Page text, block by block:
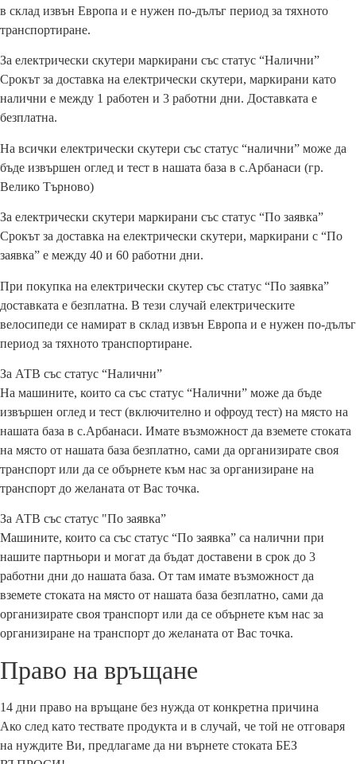
в склад извън Европа и е нужен по-дълъг период за тяхното
транспортиране.
За електрически скутери маркирани със статус “Налични”
Срокът за доставка на електрически скутери, маркирани като
налични е между 1 работен и 3 работни дни. Доставката е
безплатна.
На всички електрически скутери със статус “налични” може да
бъде извършен оглед и тест в нашата база в с.Арбанаси (гр.
Велико Търново)
За електрически скутери маркирани със статус “По заявка”
Срокът за доставка на електрически скутери, маркирани с “По
заявка” е между 40 и 60 работни дни.
При покупка на електрически скутер със статус “По заявка”
доставката е безплатна. В тези случай електрическите
велосипеди се намират в склад извън Европа и е нужен по-дълъг
период за тяхното транспортиране.
За АТВ със статус “Налични”
На машините, които са със статус “Налични” може да бъде
извършен оглед и тест (включително и офроуд тест) на място на
нашата база в с.Арбанаси. Имате възможност да вземете стоката
на място от нашата база безплатно, сами да организирате своя
транспорт или да се обърнете към нас за организиране на
транспорт до желаната от Вас точка.
За АТВ със статус "По заявка”
Машините, които са със статус “По заявка” са налични при
нашите партньори и могат да бъдат доставени в срок до 3
работни дни до нашата база. От там имате възможност да
вземете стоката на място от нашата база безплатно, сами да
организирате своя транспорт или да се обърнете към нас за
организиране на транспорт до желаната от Вас точка.
Право на връщане
14 дни право на връщане без нужда от конкретна причина
Ако след като тествате продукта и в случай, че той не отговаря
на нуждите Ви, предлагаме да ни върнете стоката БЕЗ